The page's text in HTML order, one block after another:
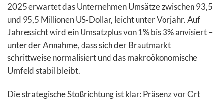
2025 erwartet das Unternehmen Umsätze zwischen 93,5
und 95,5 Millionen US‑Dollar, leicht unter Vorjahr. Auf
Jahressicht wird ein Umsatzplus von 1% bis 3% anvisiert –
unter der Annahme, dass sich der Brautmarkt
schrittweise normalisiert und das makroökonomische
Umfeld stabil bleibt.
Die strategische Stoßrichtung ist klar: Präsenz vor Ort